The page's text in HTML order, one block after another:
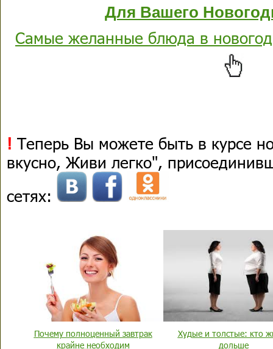
Для Вашего
Самые желанные блюда в
! Теперь Вы можете быть в курсе
вкусно, Живи легко",
сетях:
Почему полноценный завтрак
крайне необходим
Худые и толстые: кто
дольше